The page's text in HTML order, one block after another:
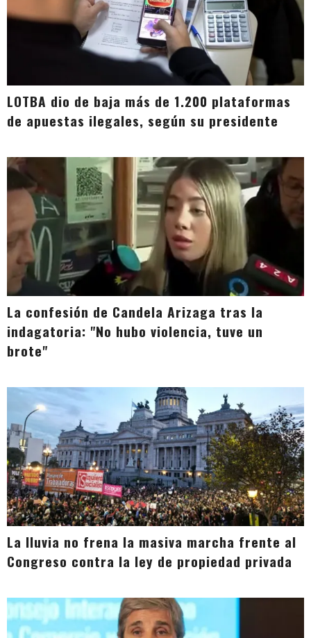
LOTBA dio de baja más de 1.200 plataformas
de apuestas ilegales, según su presidente
La confesión de Candela Arizaga tras la
indagatoria: "No hubo violencia, tuve un
brote"
La lluvia no frena la masiva marcha frente al
Congreso contra la ley de propiedad privada